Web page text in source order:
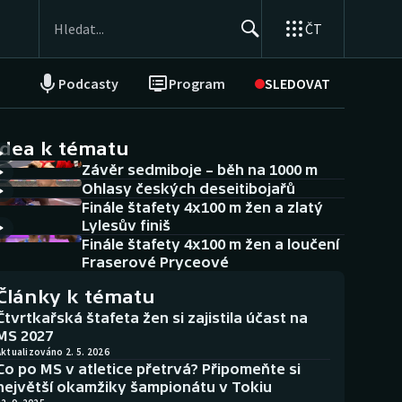
ČT
Podcasty Program SLEDOVAT
NEPŘEHLÉDNĚTE
Historické návraty
Aplikace ČT sport
AZ kvíz
k tématu
Závěr sedmiboje – běh na 1000 m
Ohlasy českých deseitibojařů
Finále štafety 4x100 m žen a zlatý
Lylesův finiš
Finále štafety 4x100 m žen a loučení
Fraserové Pryceové
k tématu
štafeta žen si zajistila účast na
2027
2. 5. 2026
po MS v atletice přetrvá? Připomeňte si
okamžiky šampionátu v Tokiu